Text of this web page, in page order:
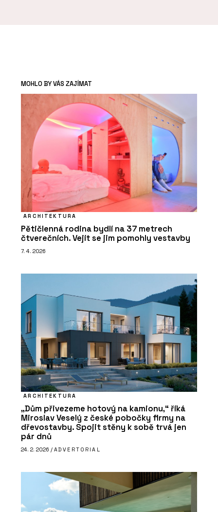
MOHLO BY VÁS ZAJÍMAT
ARCHITEKTURA
Pětičlenná rodina bydlí na 37 metrech
čtverečních. Vejít se jim pomohly vestavby
7. 4. 2026
ARCHITEKTURA
„Dům přivezeme hotový na kamionu,“ říká
Miroslav Veselý z české pobočky firmy na
dřevostavby. Spojit stěny k sobě trvá jen
pár dnů
24. 2. 2026 / ADVERTORIAL